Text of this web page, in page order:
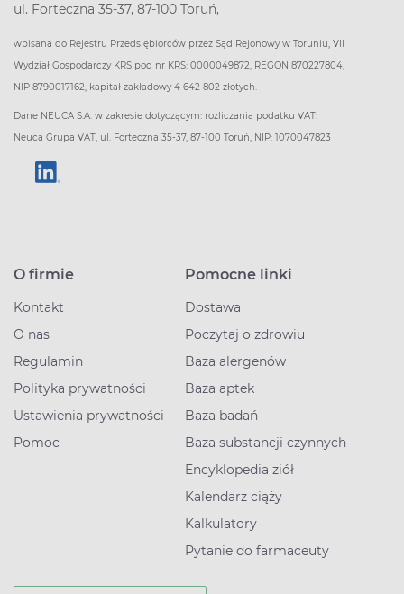
ul. Forteczna 35-37, 87-100 Toruń,
wpisana do Rejestru Przedsiębiorców przez Sąd Rejonowy w Toruniu, VII
Wydział Gospodarczy KRS pod nr KRS: 0000049872, REGON 870227804,
NIP 8790017162, kapitał zakładowy 4 642 802 złotych.
Dane NEUCA S.A. w zakresie dotyczącym: rozliczania podatku VAT:
Neuca Grupa VAT, ul. Forteczna 35-37, 87-100 Toruń, NIP: 1070047823
O firmie
Kontakt
O nas
Regulamin
Polityka prywatności
Ustawienia prywatności
Pomoc
Pomocne linki
Dostawa
Poczytaj o zdrowiu
Baza alergenów
Baza aptek
Baza badań
Baza substancji czynnych
Encyklopedia ziół
Kalendarz ciąży
Kalkulatory
Pytanie do farmaceuty